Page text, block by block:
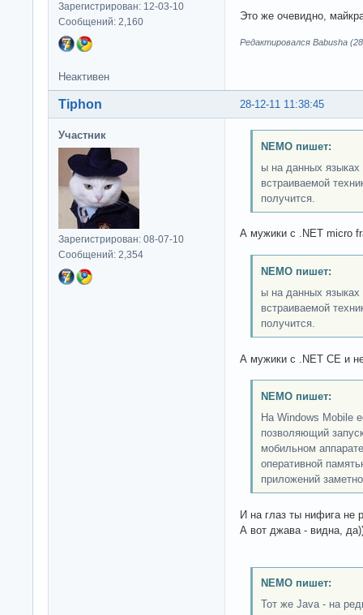
Зарегистрирован: 12-03-10
Сообщений: 2,160
Это же очевидно,
Редактировался Babusha
Неактивен
28-12-11 11:38:45
Tiphon
Участник
Зарегистрирован: 08-07-10
Сообщений: 2,354
NEMO пишет:
ы на данных
встраиваемой
получится.
А мужики с .NET micro
NEMO пишет:
ы на данных
встраиваемой
получится.
А мужики с .NET CE и
NEMO пишет:
На Windows Mobile
позволяющий
мобильном
оперативной
приложений
И на глаз ты нифига не
А вот джава - видна,
NEMO пишет:
Тот же Java - на